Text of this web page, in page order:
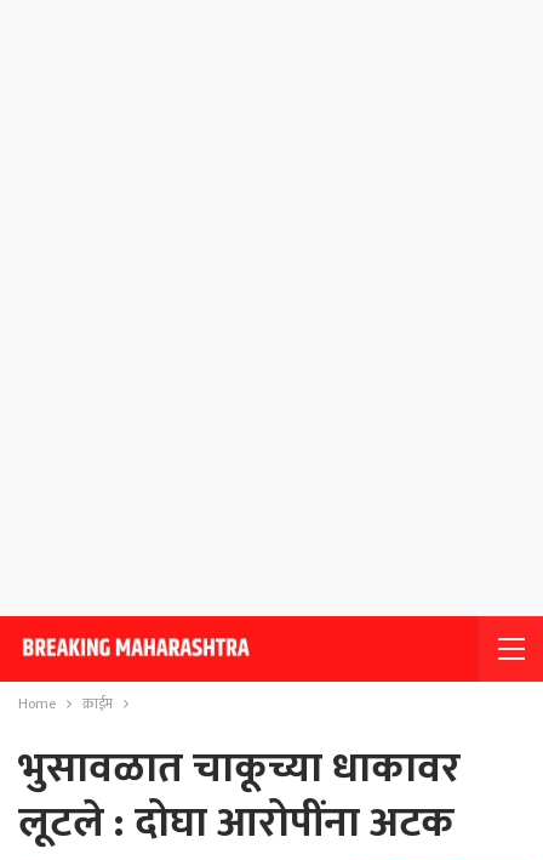
Home क्राईम
भुसावळात चाकूच्या धाकावर
लूटले : दोघा आरोपींना अटक